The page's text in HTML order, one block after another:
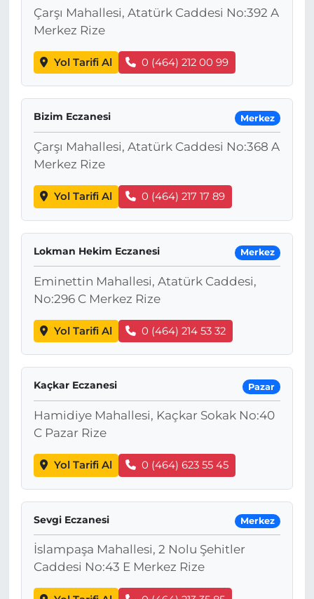
Çarşı Mahallesi, Atatürk Caddesi No:392 A
Merkez Rize
Yol Tarifi Al 0 (464) 212 00 99
Bizim Eczanesi Merkez
Çarşı Mahallesi, Atatürk Caddesi No:368 A
Merkez Rize
Yol Tarifi Al 0 (464) 217 17 89
Lokman Hekim Eczanesi Merkez
Eminettin Mahallesi, Atatürk Caddesi,
No:296 C Merkez Rize
Yol Tarifi Al 0 (464) 214 53 32
Kaçkar Eczanesi Pazar
Hamidiye Mahallesi, Kaçkar Sokak No:40
C Pazar Rize
Yol Tarifi Al 0 (464) 623 55 45
Sevgi Eczanesi Merkez
İslampaşa Mahallesi, 2 Nolu Şehitler
Caddesi No:43 E Merkez Rize